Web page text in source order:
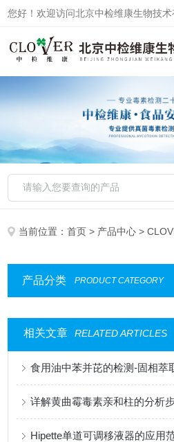
您好！欢迎访问北京中检维康生物技术
当前位置：首页 > 产品中心 >
产品分类 PRODUCT CATEGORY
相关文章 RELATED ARTICLES
食用油中苯并芘的检测-固相萃
详解黄曲霉毒素亲和柱的分析
Hipette单道可调移液器的应用